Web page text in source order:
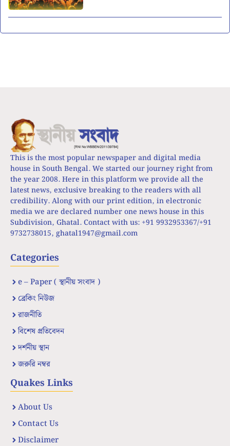
This is the most popular newspaper and digital media
house in South Bengal. We started our journey right from
the year 2008. Here in this platform we provide all the
latest news, exclusive breaking to the readers with all
credibility. Along with our print edition, in electronic
media we are declared number one news house in this
Subdivision, Ghatal. Contact with us: +91 9932953367/+91
9732738015, ghatal1947@gmail.com
Categories
e – Paper ( স্থানীয় সংবাদ )
ব্রেকিং নিউজ
রাজনীতি
বিশেষ প্রতিবেদন
দর্শনীয় স্থান
জরুরি নম্বর
Quakes Links
About Us
Contact Us
Disclaimer